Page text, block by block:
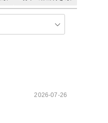
2026-07-26